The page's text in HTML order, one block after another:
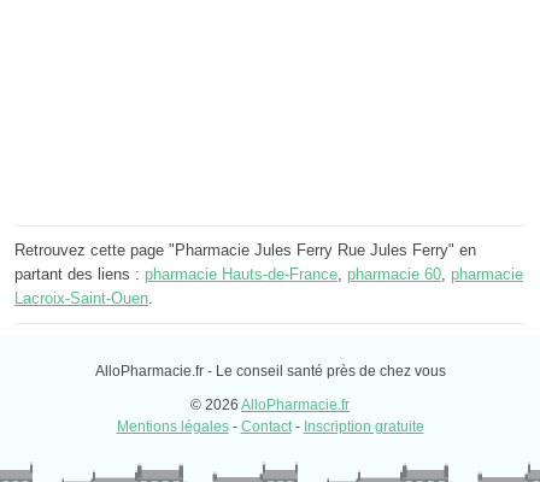
Retrouvez cette page "Pharmacie Jules Ferry Rue Jules Ferry" en
partant des liens : pharmacie Hauts-de-France, pharmacie 60, pharmacie
Lacroix-Saint-Ouen.
AlloPharmacie.fr - Le conseil santé près de chez vous
© 2026 AlloPharmacie.fr
Mentions légales- Contact- Inscription gratuite